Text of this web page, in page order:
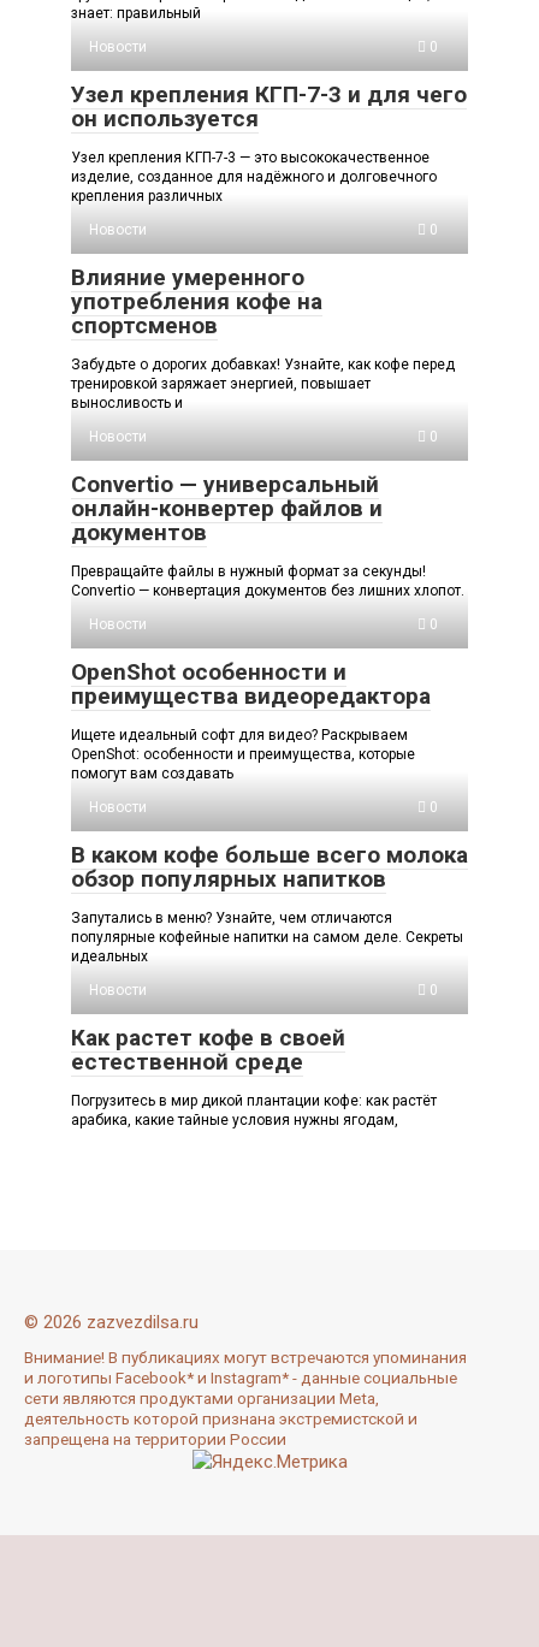
знает: правильный
Новости
0
Узел крепления КГП-7-3 и для чего
он используется
Узел крепления КГП-7-3 — это высококачественное
изделие, созданное для надёжного и долговечного
крепления различных
Новости
0
Влияние умеренного
употребления кофе на
спортсменов
Забудьте о дорогих добавках! Узнайте, как кофе перед
тренировкой заряжает энергией, повышает
выносливость и
Новости
0
Convertio — универсальный
онлайн-конвертер файлов и
документов
Превращайте файлы в нужный формат за секунды!
Convertio — конвертация документов без лишних хлопот.
Новости
0
OpenShot особенности и
преимущества видеоредактора
Ищете идеальный софт для видео? Раскрываем
OpenShot: особенности и преимущества, которые
помогут вам создавать
Новости
0
В каком кофе больше всего молока
обзор популярных напитков
Запутались в меню? Узнайте, чем отличаются
популярные кофейные напитки на самом деле. Секреты
идеальных
Новости
0
Как растет кофе в своей
естественной среде
Погрузитесь в мир дикой плантации кофе: как растёт
арабика, какие тайные условия нужны ягодам,
© 2026 zazvezdilsa.ru
Внимание! В публикациях могут встречаются упоминания
и логотипы Facebook* и Instagram* - данные социальные
сети являются продуктами организации Meta,
деятельность которой признана экстремистской и
запрещена на территории России